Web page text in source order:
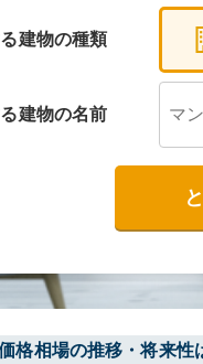
建物の種類
建物の名前
格相場の推移・将来性